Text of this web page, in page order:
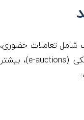
شامل تعاملات حضوری،
مذاکرات طولانی و سردرگمی در مورد قیمت‌ها بودند. اما با ظهور مزایده های الکترونیکی (e-auctions)، بیشتر